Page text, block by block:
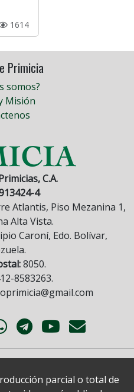
1614
Primicia
somos?
Misión
C.A.
4
Atlantis, Piso Mezanina 1,
Alta Vista.
Caroní, Edo. Bolívar,
8050.
8583263.
parcial o total de